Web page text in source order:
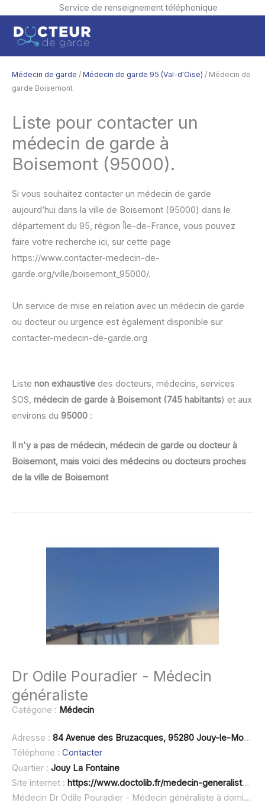
Service de renseignement téléphonique
contenu
Médecin de garde / Médecin de garde 95 (Val-d'Oise) / Médecin de
garde Boisemont
Liste pour contacter un
médecin de garde à
Boisemont (95000).
Si vous souhaitez contacter un médecin de garde
aujourd’hui dans la ville de Boisemont (95000) dans le
département du 95, région Île-de-France, vous pouvez
faire votre recherche ici, sur cette page
https://www.contacter-medecin-de-
garde.org/ville/boisemont_95000/.
Un service de mise en relation avec un médecin de garde
ou docteur ou urgence est également disponible sur
contacter-medecin-de-garde.org
Liste non exhaustive des docteurs, médecins, services
SOS, médecin de garde à Boisemont (745 habitants) et aux
environs du 95000 :
Il n'y a pas de médecin, médecin de garde ou docteur à
Boisemont, mais voici des médecins ou docteurs proches
de la ville de Boisemont
Dr Odile Pouradier - Médecin
généraliste
Catégorie : Médecin
Adresse : 84 Avenue des Bruzacques, 95280 Jouy-le-Moutier
Téléphone : Contacter
Quartier : Jouy La Fontaine
Site internet : https://www.doctolib.fr/medecin-generaliste/jouy-le-moutier/odile-pouradier
Médecin Dr Odile Pouradier - Médecin généraliste à domicile :